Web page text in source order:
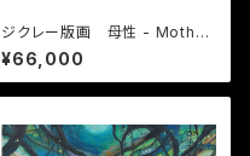
ジクレー版画 母性 - Mother
hood
¥66,000